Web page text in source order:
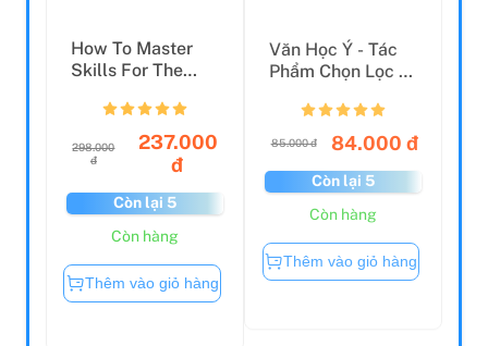
How To Master
Skills For The
Ba...
298.000
đ
237.000
đ
Còn lại 5
Còn hàng
Thêm vào giỏ hàng
Văn Học Ý - Tác
Phẩm Chọn Lọc -
Cao...
85.000 đ 84.000 đ
Còn lại 5
Còn hàng
Thêm vào giỏ hàng